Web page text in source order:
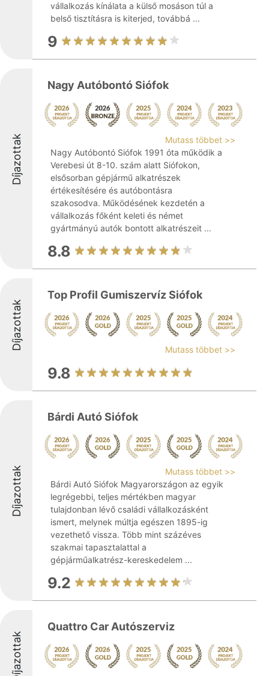
vállalkozás kínálata a külső mosáson túl a
belső tisztításra is kiterjed, továbbá ...
9
Díjazottak
Nagy Autóbontó Siófok
Mutass többet >>
Nagy Autóbontó Siófok 1991 óta működik a
Verebesi út 8-10. szám alatt Siófokon,
elsősorban gépjármű alkatrészek
értékesítésére és autóbontásra
szakosodva. Működésének kezdetén a
vállalkozás főként keleti és német
gyártmányú autók bontott alkatrészeit ...
8.8
Díjazottak
Top Profil Gumiszervíz Siófok
Mutass többet >>
9.8
Díjazottak
Bárdi Autó Siófok
Mutass többet >>
Bárdi Autó Siófok Magyarországon az egyik
legrégebbi, teljes mértékben magyar
tulajdonban lévő családi vállalkozásként
ismert, melynek múltja egészen 1895-ig
vezethető vissza. Több mint százéves
szakmai tapasztalattal a
gépjárműalkatrész-kereskedelem ...
9.2
Díjazottak
Quattro Car Autószerviz